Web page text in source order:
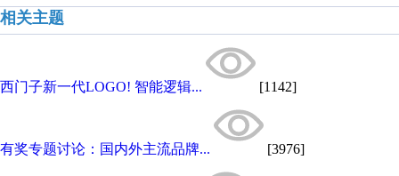
相关主题
西门子新一代LOGO! 智能逻辑... [1142]
有奖专题讨论：国内外主流品牌... [3976]